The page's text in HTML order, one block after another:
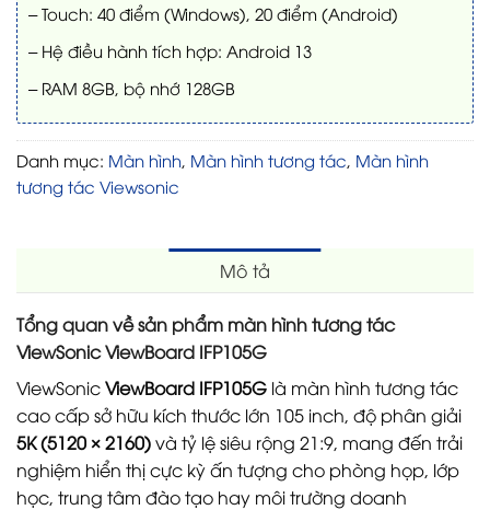
– Touch: 40 điểm (Windows), 20 điểm (Android)
– Hệ điều hành tích hợp: Android 13
– RAM 8GB, bộ nhớ 128GB
Danh mục: Màn hình Màn hình tương tác Màn hình
tương tác Viewsonic
Mô tả
Tổng quan về sản phẩm màn hình tương tác
ViewSonic ViewBoard IFP105G
ViewSonicViewBoard IFP105G là màn hình tương tác
cao cấp sở hữu kích thước lớn 105 inch, độ phân giải
5K (5120 × 2160)và tỷ lệ siêu rộng 21:9, mang đến trải
nghiệm hiển thị cực kỳ ấn tượng cho phòng họp, lớp
học, trung tâm đào tạo hay môi trường doanh